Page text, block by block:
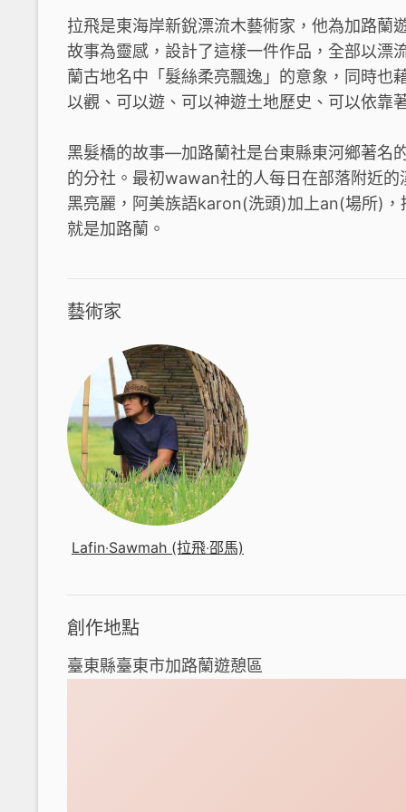
拉飛是東海岸新銳漂流木藝術家，他為加路蘭
故事為靈感，設計了這樣一件作品，全部以漂
蘭古地名中「髮絲柔亮飄逸」的意象，同時也
以觀、可以遊、可以神遊土地歷史、可以依靠
黑髮橋的故事—加路蘭社是台東縣東河鄉著名
的分社。最初wawan社的人每日在部落附近
黑亮麗，阿美族語karon(洗頭)加上an(場所)
就是加路蘭。
藝術家
Lafin‧Sawmah (拉飛‧邵馬)
創作地點
臺東縣臺東市加路蘭遊憩區